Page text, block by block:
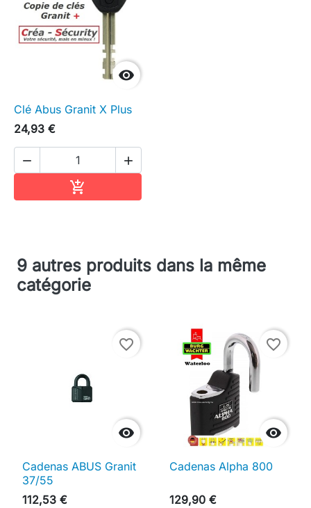

Clé Abus Granit X Plus
24,93 €
 

9 autres produits dans la même
catégorie

favorite_border
Cadenas ABUS Granit
37/55
112,53 €

favorite_border
Cadenas Alpha 800
129,90 €